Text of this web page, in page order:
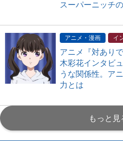
スーパーニッチ
アニメ・漫画 イ
アニメ『対あり
木彩花インタビ
うな関係性。ア
力とは
もっと見